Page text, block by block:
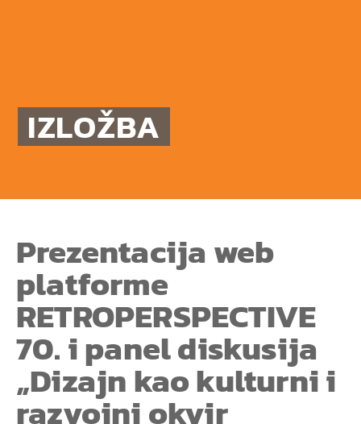
IZLOŽBA
Prezentacija web
platforme
RETROPERSPECTIVE
70. i panel diskusija
„Dizajn kao kulturni i
razvojni okvir